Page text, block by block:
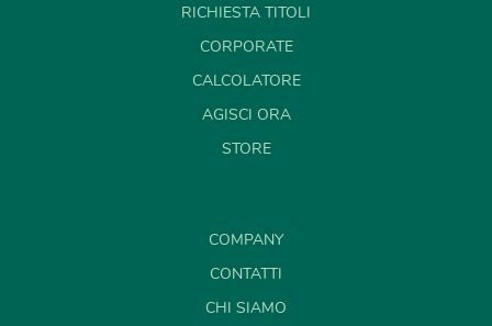
RICHIESTA TITOLI
CORPORATE
CALCOLATORE
AGISCI ORA
STORE
COMPANY
CONTATTI
CHI SIAMO